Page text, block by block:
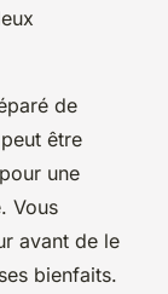
de
être
une
Vous
avant de le
bienfaits.